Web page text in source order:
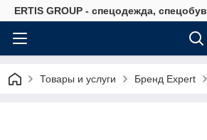
ERTIS GROUP - спецодежда,
Товары и услуги Бренд Expert